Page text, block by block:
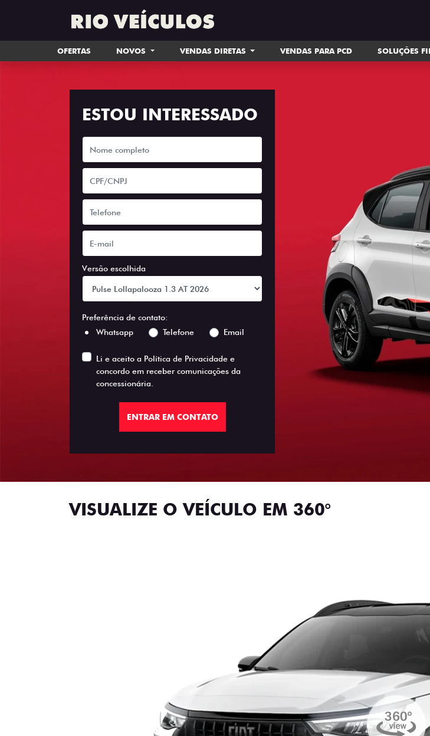
OFERTAS NOVOS VENDAS DIRETAS VENDAS PARA PCD SOLUÇÕES
ESTOU INTERESSADO
Versão escolhida
Preferência de contato:
Whatsapp
Telefone Email
Li e aceito a Política de Privacidade e
concordo em receber comunicações da
concessionária.
ENTRAR EM CONTATO
VISUALIZE O VEÍCULO EM 360°